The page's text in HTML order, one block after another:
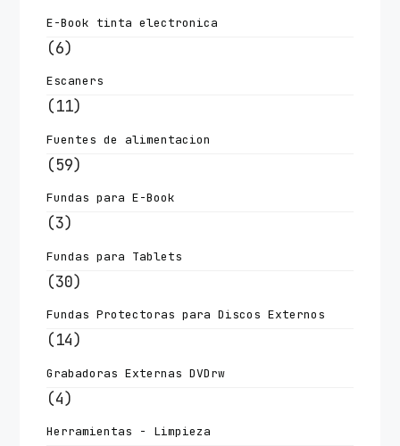
E-Book tinta electronica
(6)
Escaners
(11)
Fuentes de alimentacion
(59)
Fundas para E-Book
(3)
Fundas para Tablets
(30)
Fundas Protectoras para Discos Externos
(14)
Grabadoras Externas DVDrw
(4)
Herramientas - Limpieza